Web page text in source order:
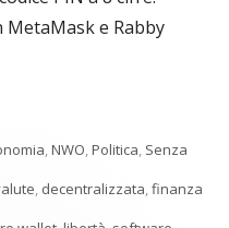
e Rabby
,NWO,Politica, Senza
, decentralizzata,finanza